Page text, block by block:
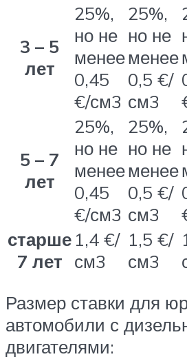
3 – 5
лет
25%,
но не
менее
0,45
€/см3
25%,
но не
менее
0,5 €/
см3
5 – 7
лет
25%,
но не
менее
0,45
€/см3
25%,
но не
менее
0,5 €/
см3
старше
7 лет
1,4 €/
см3
1,5 €/
см3
Размер ставки для
автомобили с
двигателями: